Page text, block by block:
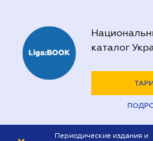
каталог
Периодические издания и